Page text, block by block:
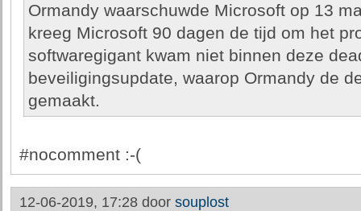
Ormandy waarschuwde Microsoft op 13
kreeg Microsoft 90 dagen de tijd om het
softwaregigant kwam niet binnen deze
beveiligingsupdate, waarop Ormandy de
gemaakt.
#nocomment :-(
12-06-2019, 17:28 door souplost